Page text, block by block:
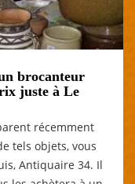
brocanteur
juste à Le
récemment
tels objets, vous
Antiquaire 34. Il